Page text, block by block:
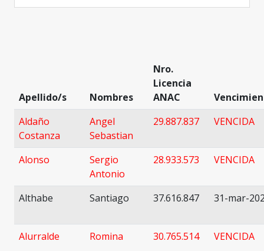
Apellido/s Nombres
Nro.
Licencia
ANAC
Aldaño
Costanza
Angel
Sebastian
29.887.837 VENCIDA
Alonso
Sergio
Antonio
28.933.573 VENCIDA
Althabe Santiago 37.616.847 31-mar-
Alurralde Romina 30.765.514 VENCIDA